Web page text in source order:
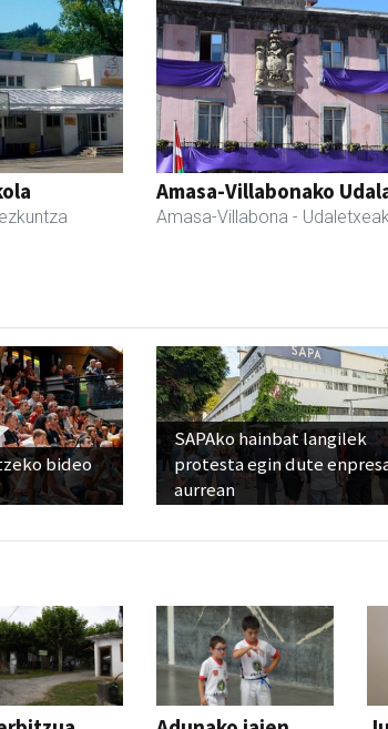
Amasa-Villabonako
Amasa-Villabona -
bideo
SAPAko hainbat langilek
protesta egin dute
aurrean